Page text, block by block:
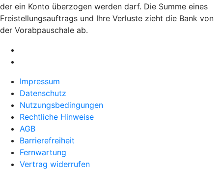
der ein Konto überzogen werden darf. Die Summe eines
Freistellungsauftrags und Ihre Verluste zieht die Bank von
der Vorabpauschale ab.
Impressum
Datenschutz
Nutzungsbedingungen
Rechtliche Hinweise
AGB
Barrierefreiheit
Fernwartung
Vertrag widerrufen